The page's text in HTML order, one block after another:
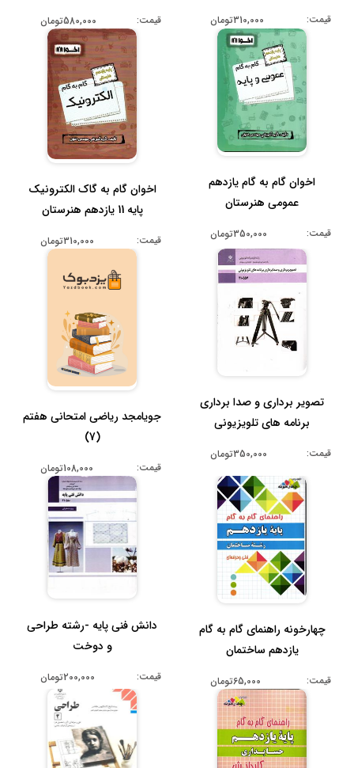
قیمت: 310,000تومان قیمت: 580,000تومان
اخوان گام به گام یازدهم
عمومی هنرستان
قیمت: 350,000تومان
اخوان گام به گاک الکترونیک
پایه 11 یازدهم هنرستان
قیمت: 310,000تومان
تصویر برداری و صدا برداری
برنامه های تلویزیونی
قیمت: 350,000تومان
جویامجد ریاضی امتحانی هفتم
(7)
قیمت: 108,000تومان
چهارخونه راهنمای گام به گام
یازدهم ساختمان
قیمت: 65,000تومان
دانش فنی پایه -رشته طراحی
و دوخت
قیمت: 200,000تومان